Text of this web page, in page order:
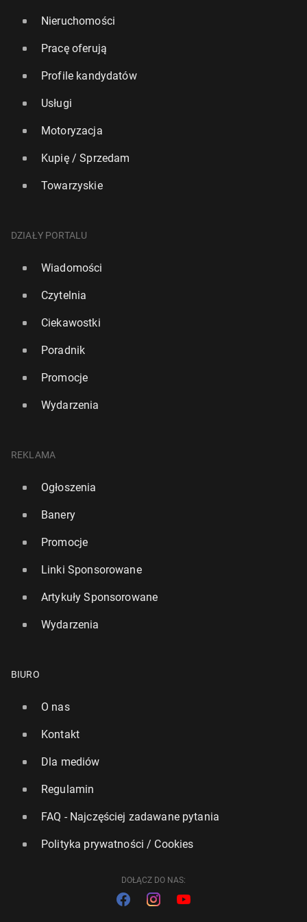
Nieruchomości
Pracę oferują
Profile kandydatów
Usługi
Motoryzacja
Kupię / Sprzedam
Towarzyskie
DZIAŁY PORTALU
Wiadomości
Czytelnia
Ciekawostki
Poradnik
Promocje
Wydarzenia
REKLAMA
Ogłoszenia
Banery
Promocje
Linki Sponsorowane
Artykuły Sponsorowane
Wydarzenia
BIURO
O nas
Kontakt
Dla mediów
Regulamin
FAQ - Najczęściej zadawane pytania
Polityka prywatności / Cookies
DOŁĄCZ DO NAS: